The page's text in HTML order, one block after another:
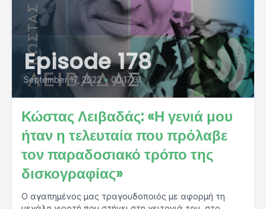
Episode 178
September 17, 2022 • 00:17:31
Κώστας Λειβαδάς: «Η γενιά μου
ήταν η τελευταία που πρόλαβε
τον παραδοσιακό τρόπο της
δισκογραφίας»
Ο αγαπημένος μας τραγουδοποιός με αφορμή τη